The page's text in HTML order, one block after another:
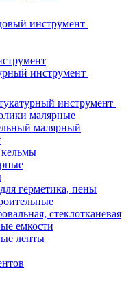
инструмент
инструмент
инструмент
малярные
малярный
герметика, пены
стеклотканевая
емкости
ленты